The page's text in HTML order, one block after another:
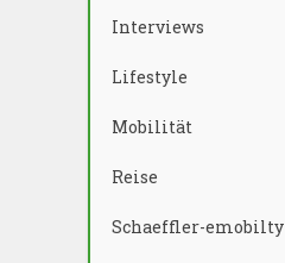
Interviews
Lifestyle
Mobilität
Reise
Schaeffler-emobilty